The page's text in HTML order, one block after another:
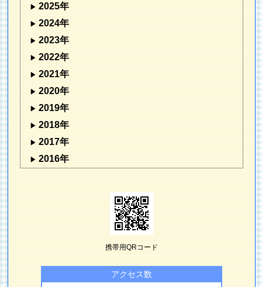
2025年
2024年
2023年
2022年
2021年
2020年
2019年
2018年
2017年
2016年
携帯用QRコード
アクセス数